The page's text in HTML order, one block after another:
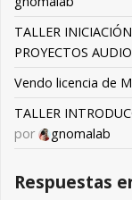
TALLER
PROYECTOS
Vendo licencia de
TALLER
por
gnomalab
Respuestas